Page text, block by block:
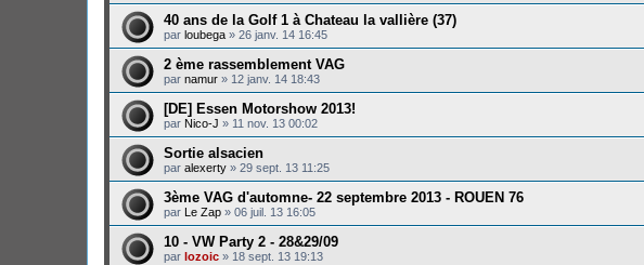
40 ans de la Golf 1 à Chateau la vallière (37)
par loubega » 26 janv. 14 16:45
2 ème rassemblement VAG
par namur » 12 janv. 14 18:43
[DE] Essen Motorshow 2013!
par Nico-J » 11 nov. 13 00:02
Sortie alsacien
par alexerty » 29 sept. 13 11:25
3ème VAG d'automne- 22 septembre 2013 - ROUEN 76
par Le Zap » 06 juil. 13 16:05
10 - VW Party 2 - 28&29/09
par lozoic » 18 sept. 13 19:13